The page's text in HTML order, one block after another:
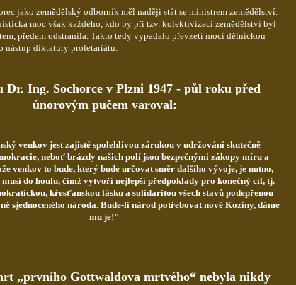
jako zemědělský odborník měl naději stát se ministrem zemědělství.
moc však každého, kdo by při tzv. kolektivizaci zemědělství byl
předem odstranila. Takto tedy vypadalo převzetí moci dělnickou
nástup diktatury proletariátu.
Dr. Ing. Sochorce v Plzni 1947 - půl roku před
únorovým pučem varoval:
venkov jest zajisté spolehlivou zárukou v udržování skutečně
neboť brázdy našich polí jsou bezpečnými zákopy míru a
venkov to bude, který bude určovat směr dalšího vývoje, je nutno,
musí do houfu, čímž vytvoří nejlepší předpoklady pro konečný cíl, tj.
křesťanskou lásku a solidaritou všech stavů podepřenou
sjednoceného národa. Bude-li národ potřebovat nové Koziny, dáme
mu je!"
„prvního Gottwaldova mrtvého“ nebyla nikdy